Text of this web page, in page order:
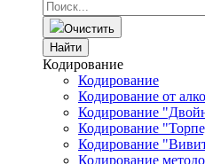
Очистить
Найти
Кодирование
Кодирование
Кодирование от
Кодирование
Кодирование
Кодирование
Кодирование